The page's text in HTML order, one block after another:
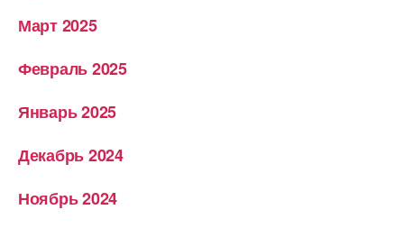
Март 2025
Февраль 2025
Январь 2025
Декабрь 2024
Ноябрь 2024